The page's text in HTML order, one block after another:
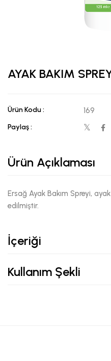
AYAK BAKIM
Ürün Kodu : 169
Paylaş :
Ürün Açıklaması
Ersağ Ayak Bakım Spreyi,
edilmiştir.
İçeriği
Kullanım Şekli